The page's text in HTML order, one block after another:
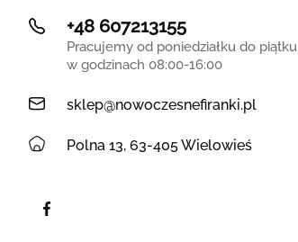
+48 607213155
Pracujemy od poniedziałku do piątku
w godzinach 08:00-16:00
sklep@nowoczesnefiranki.pl
Polna 13, 63-405 Wielowieś